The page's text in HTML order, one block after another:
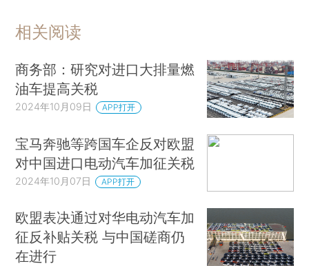
相关阅读
商务部：研究对进口大排量燃
油车提高关税
2024年10月09日 APP打开
宝马奔驰等跨国车企反对欧盟
对中国进口电动汽车加征关税
2024年10月07日 APP打开
欧盟表决通过对华电动汽车加
征反补贴关税 与中国磋商仍
在进行